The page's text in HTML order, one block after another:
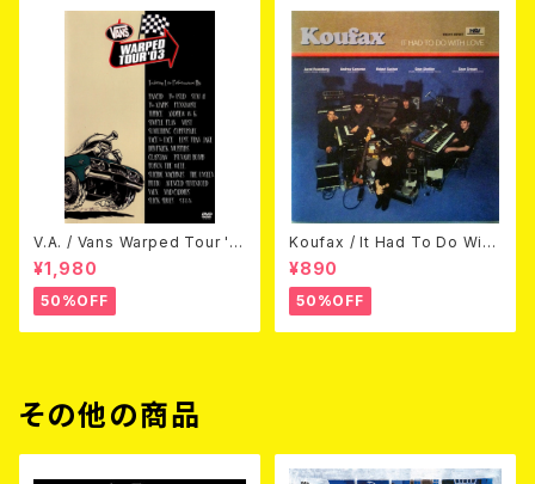
V.A. / Vans Warped Tour '0
3 (DVD)
¥1,980
50%OFF
Koufax / It Had To Do With
Love (CD)
¥890
50%OFF
その他の商品